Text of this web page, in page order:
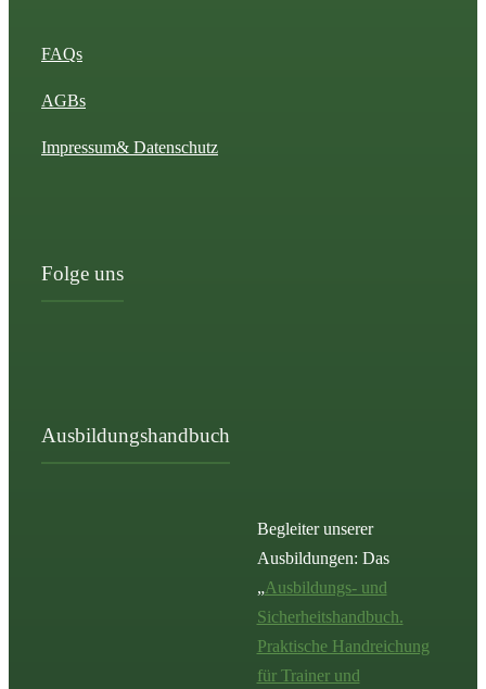
FAQs
AGBs
Impressum& Datenschutz
Folge uns
Ausbildungshandbuch
Begleiter unserer
Ausbildungen: Das
„Ausbildungs- und
Sicherheitshandbuch.
Praktische Handreichung
für Trainer und